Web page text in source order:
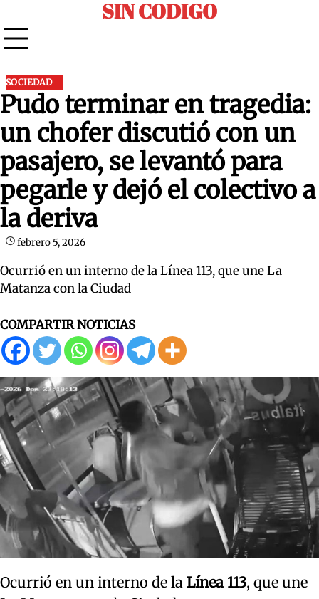
to
content
SIN CODIGO
SOCIEDAD
Pudo terminar en tragedia:
un chofer discutió con un
pasajero, se levantó para
pegarle y dejó el colectivo a
la deriva
febrero 5, 2026
Ocurrió en un interno de la Línea 113, que une La
Matanza con la Ciudad
COMPARTIR NOTICIAS
Ocurrió en un interno de la Línea 113, que une